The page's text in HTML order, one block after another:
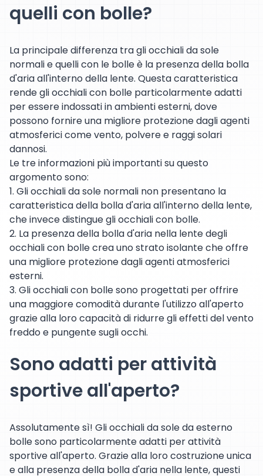
quelli con bolle?
La principale differenza tra gli occhiali da sole
normali e quelli con le bolle è la presenza della bolla
d'aria all'interno della lente. Questa caratteristica
rende gli occhiali con bolle particolarmente adatti
per essere indossati in ambienti esterni, dove
possono fornire una migliore protezione dagli agenti
atmosferici come vento, polvere e raggi solari
dannosi.
Le tre informazioni più importanti su questo
argomento sono:
1. Gli occhiali da sole normali non presentano la
caratteristica della bolla d'aria all'interno della lente,
che invece distingue gli occhiali con bolle.
2. La presenza della bolla d'aria nella lente degli
occhiali con bolle crea uno strato isolante che offre
una migliore protezione dagli agenti atmosferici
esterni.
3. Gli occhiali con bolle sono progettati per offrire
una maggiore comodità durante l'utilizzo all'aperto
grazie alla loro capacità di ridurre gli effetti del vento
freddo e pungente sugli occhi.
Sono adatti per attività
sportive all'aperto?
Assolutamente sì! Gli occhiali da sole da esterno
bolle sono particolarmente adatti per attività
sportive all'aperto. Grazie alla loro costruzione unica
e alla presenza della bolla d'aria nella lente, questi